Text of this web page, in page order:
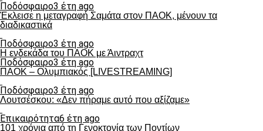
Ποδόσφαιρο3 έτη ago
Έκλεισε η μεταγραφή Σαμάτα στον ΠΑΟΚ, μένουν τα
διαδικαστικά
Ποδόσφαιρο3 έτη ago
Η ενδεκάδα του ΠΑΟΚ με Άιντραχτ
Ποδόσφαιρο3 έτη ago
ΠΑΟΚ – Ολυμπιακός [LIVESTREAMING]
Ποδόσφαιρο3 έτη ago
Λουτσέσκου: «Δεν πήραμε αυτό που αξίζαμε»
Επικαιρότητα6 έτη ago
101 χρόνια από τη Γενοκτονία των Ποντίων